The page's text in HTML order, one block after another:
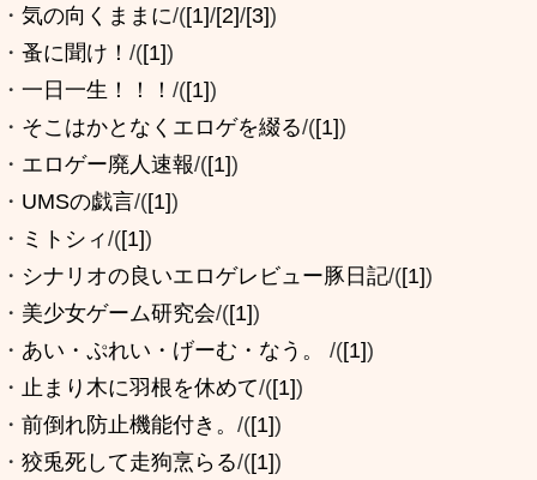
・ 気の向くままに/([1]/[2]/[3])
・ 蚤に聞け！ /([1])
・ 一日一生！！！ /([1])
・ そこはかとなくエロゲを綴る/([1])
・ エロゲー廃人速報/([1])
・ UMSの戯言/([1])
・ ミトシィ/([1])
・ シナリオの良いエロゲレビュー豚日記/([1])
・ 美少女ゲーム研究会/([1])
・ あい・ぷれい・げーむ・なう。 /([1])
・ 止まり木に羽根を休めて/([1])
・ 前倒れ防止機能付き。 /([1])
・ 狡兎死して走狗烹らる/([1])